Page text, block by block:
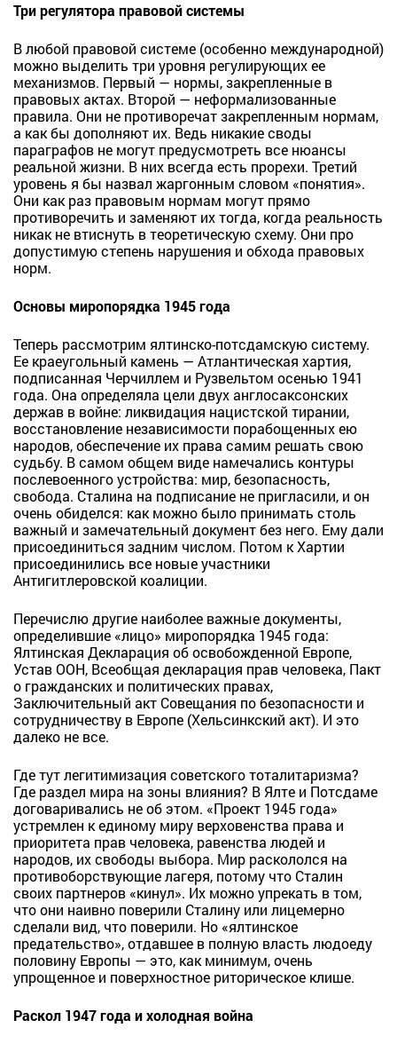
Три регулятора правовой системы
В любой правовой системе (особенно международной)
можно выделить три уровня регулирующих ее
механизмов. Первый — нормы, закрепленные в
правовых актах. Второй — неформализованные
правила. Они не противоречат закрепленным нормам,
а как бы дополняют их. Ведь никакие своды
параграфов не могут предусмотреть все нюансы
реальной жизни. В них всегда есть прорехи. Третий
уровень я бы назвал жаргонным словом «понятия».
Они как раз правовым нормам могут прямо
противоречить и заменяют их тогда, когда реальность
никак не втиснуть в теоретическую схему. Они про
допустимую степень нарушения и обхода правовых
норм.
Основы миропорядка 1945 года
Теперь рассмотрим ялтинско-потсдамскую систему.
Ее краеугольный камень — Атлантическая хартия,
подписанная Черчиллем и Рузвельтом осенью 1941
года. Она определяла цели двух англосаксонских
держав в войне: ликвидация нацистской тирании,
восстановление независимости порабощенных ею
народов, обеспечение их права самим решать свою
судьбу. В самом общем виде намечались контуры
послевоенного устройства: мир, безопасность,
свобода. Сталина на подписание не пригласили, и он
очень обиделся: как можно было принимать столь
важный и замечательный документ без него. Ему дали
присоединиться задним числом. Потом к Хартии
присоединились все новые участники
Антигитлеровской коалиции.
Перечислю другие наиболее важные документы,
определившие «лицо» миропорядка 1945 года:
Ялтинская Декларация об освобожденной Европе,
Устав ООН, Всеобщая декларация прав человека, Пакт
о гражданских и политических правах,
Заключительный акт Совещания по безопасности и
сотрудничеству в Европе (Хельсинкский акт). И это
далеко не все.
Где тут легитимизация советского тоталитаризма?
Где раздел мира на зоны влияния? В Ялте и Потсдаме
договаривались не об этом. «Проект 1945 года»
устремлен к единому миру верховенства права и
приоритета прав человека, равенства людей и
народов, их свободы выбора. Мир раскололся на
противоборствующие лагеря, потому что Сталин
своих партнеров «кинул». Их можно упрекать в том,
что они наивно поверили Сталину или лицемерно
сделали вид, что поверили. Но «ялтинское
предательство», отдавшее в полную власть людоеду
половину Европы — это, как минимум, очень
упрощенное и поверхностное риторическое клише.
Раскол 1947 года и холодная война